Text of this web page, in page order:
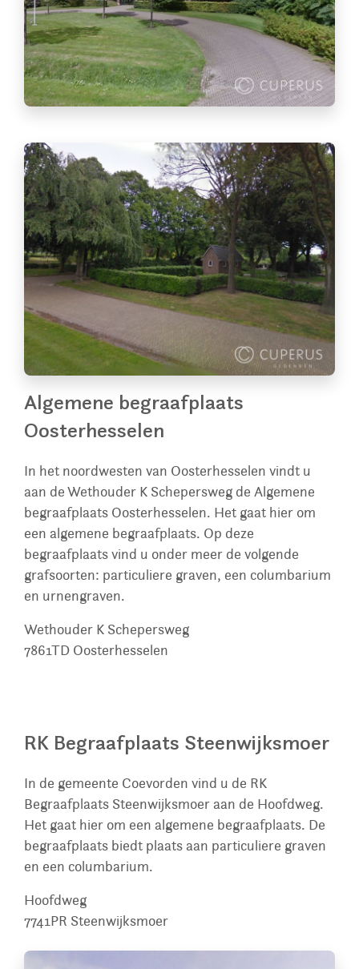
Algemene begraafplaats
Oosterhesselen
In het noordwesten van Oosterhesselen vindt u
aan de Wethouder K Schepersweg de Algemene
begraafplaats Oosterhesselen. Het gaat hier om
een algemene begraafplaats. Op deze
begraafplaats vind u onder meer de volgende
grafsoorten: particuliere graven, een columbarium
en urnengraven.
Wethouder K Schepersweg
7861TD Oosterhesselen
RK Begraafplaats Steenwijksmoer
In de gemeente Coevorden vind u de RK
Begraafplaats Steenwijksmoer aan de Hoofdweg.
Het gaat hier om een algemene begraafplaats. De
begraafplaats biedt plaats aan particuliere graven
en een columbarium.
Hoofdweg
7741PR Steenwijksmoer